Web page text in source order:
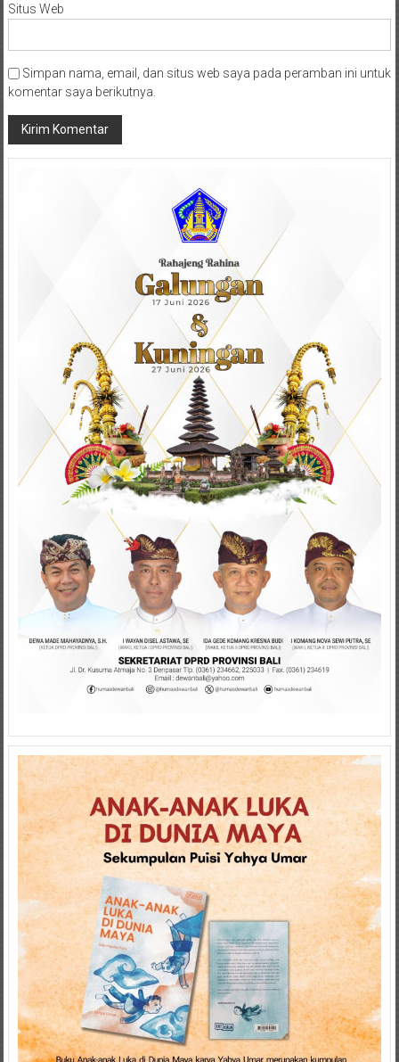
Situs Web
Simpan nama, email, dan situs web saya pada peramban ini untuk
komentar saya berikutnya.